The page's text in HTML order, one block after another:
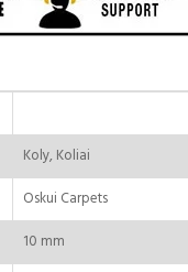
Koly, Koliai
Oskui Carpets
10 mm